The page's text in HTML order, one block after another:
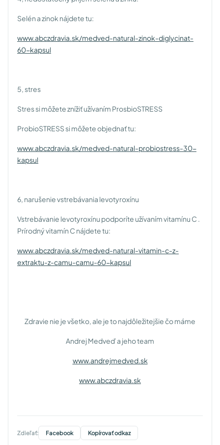
Selén a zinok nájdete tu:
www.abczdravia.sk/medved-natural-zinok-diglycinat-
60-kapsul
5, stres
Stres si môžete znížiť užívaním ProsbioSTRESS
ProbioSTRESS si môžete objednať tu:
www.abczdravia.sk/medved-natural-probiostress-30-
kapsul
6, narušenie vstrebávania levotyroxínu
Vstrebávanie levotyroxínu podporíte užívaním vitamínu C .
Prírodný vitamín C nájdete tu:
www.abczdravia.sk/medved-natural-vitamin-c-z-
extraktu-z-camu-camu-60-kapsul
Zdravie nie je všetko, ale je to najdôležitejšie čo máme
Andrej Medveď a jeho team
www.andrejmedved.sk
www.abczdravia.sk
Zdieľať: Facebook Kopírovať odkaz